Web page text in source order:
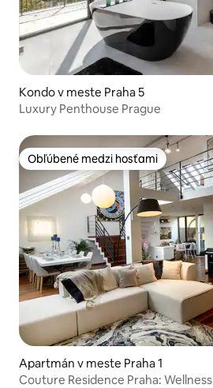
Kondo v meste Praha 5
Luxury Penthouse Prague
Obľúbené medzi hosťami
Obľúbené medzi hosťami
Apartmán v meste Praha 1
Couture Residence Praha: Wellness